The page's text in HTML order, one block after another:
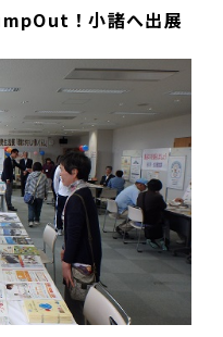
！小諸へ出展